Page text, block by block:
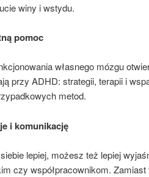
winy i wstydu.
pomoc
własnego mózgu
przy ADHD: strategii, terapii i
metod.
i komunikację
lepiej, możesz też lepiej
czy współpracownikom. Zamiast